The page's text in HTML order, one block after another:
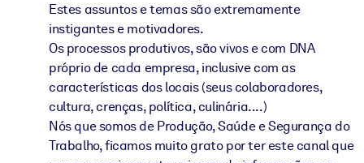
Estes assuntos e temas são extremamente
instigantes e motivadores.
Os processos produtivos, são vivos e com DNA
próprio de cada empresa, inclusive com as
características dos locais (seus colaboradores,
cultura, crenças, política, culinária....)
Nós que somos de Produção, Saúde e Segurança do
Trabalho, ficamos muito grato por ter este canal que